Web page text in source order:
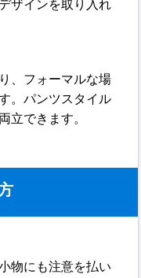
ザインを取り入れ
、フォーマルな場
。パンツスタイル
立できます。
物にも注意を払い